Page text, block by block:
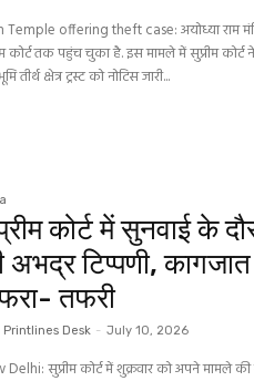
Temple offering theft case: अयोध्या राम
कोर्ट तक पहुंच चुका है. इस मामले में सुप्रीम
तीर्थ क्षेत्र ट्रस्ट को नोटिस जारी...
कोर्ट में सुनवाई के
अभद्र टिप्पणी,
तफरी
Printlines Desk - July 10, 2026
Delhi: सुप्रीम कोर्ट में शुक्रवार को अपने मामले